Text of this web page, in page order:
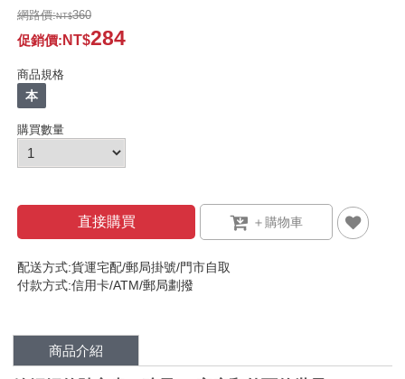
網路價: 360
促銷價: 284
商品規格
本
購買數量
直接購買
配送方式:貨運宅配/郵局掛號/門市自取
付款方式:信用卡/ATM/郵局劃撥
商品介紹